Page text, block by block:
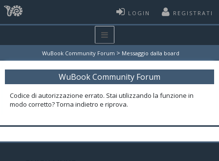
LOGIN REGISTRATI
WuBook Community Forum > Messaggio dalla board
WuBook Community Forum
Codice di autorizzazione errato. Stai utilizzando la funzione in
modo corretto? Torna indietro e riprova.